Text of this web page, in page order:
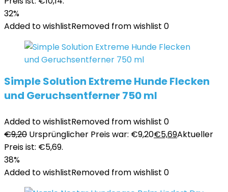
32%
Added to wishlistRemoved from wishlist 0
Simple Solution Extreme Hunde Flecken
und Geruchsentferner 750 ml
Added to wishlistRemoved from wishlist 0
€9,20 Ursprünglicher Preis war: €9,20€5,69Aktueller
Preis ist: €5,69.
38%
Added to wishlistRemoved from wishlist 0